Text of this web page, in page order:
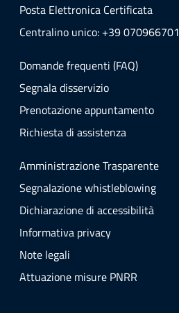
Posta Elettronica Certificata
Centralino unico: +39 070966701
Domande frequenti (FAQ)
Segnala disservizio
Prenotazione appuntamento
Richiesta di assistenza
Amministrazione Trasparente
Segnalazione whistleblowing
Dichiarazione di accessibilità
Informativa privacy
Note legali
Attuazione misure PNRR